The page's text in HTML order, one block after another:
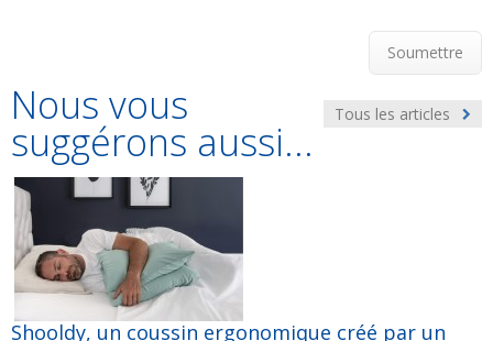
Soumettre
Tous les articles
Nous vous
suggérons aussi...
Shooldy, un coussin ergonomique créé par un